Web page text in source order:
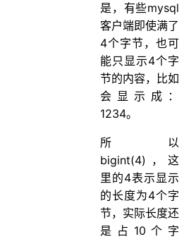
是，有些mysql
客户端即使满了
4个字节，也可
能只显示4个字
节的内容，比如
会显示成：
1234。
所以
bigint(4)，这
里的4表示显示
的长度为4个字
节，实际长度还
是占10个字